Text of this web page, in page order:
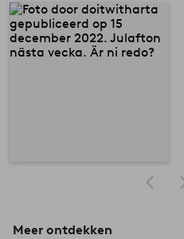
Meer ontdekken